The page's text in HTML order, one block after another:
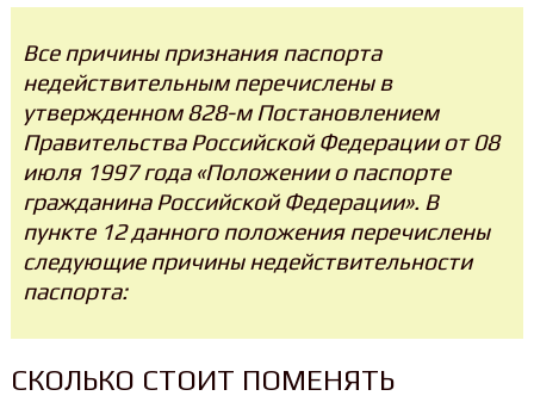
Все причины признания паспорта
недействительным перечислены в
утвержденном 828-м Постановлением
Правительства Российской Федерации от 08
июля 1997 года «Положении о паспорте
гражданина Российской Федерации». В
пункте 12 данного положения перечислены
следующие причины недействительности
паспорта:
СКОЛЬКО СТОИТ ПОМЕНЯТЬ